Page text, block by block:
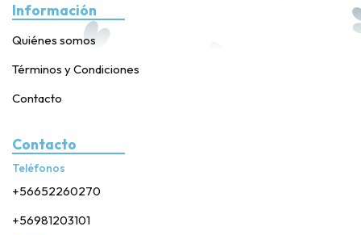
Información
Quiénes somos
Términos y Condiciones
Contacto
Contacto
Teléfonos
+56652260270
+56981203101